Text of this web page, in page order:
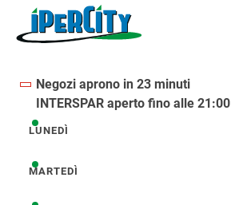
Negozi aprono in 23 minuti
INTERSPAR aperto fino alle 21:00
lunedì
LUNEDÌ
martedì
MARTEDÌ